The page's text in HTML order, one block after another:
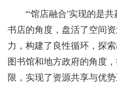
“‘馆店融合’实现的是
书店的角度，盘活了空间
力，构建了良性循环，探
图书馆和地方政府的角度
限，实现了资源共享与优